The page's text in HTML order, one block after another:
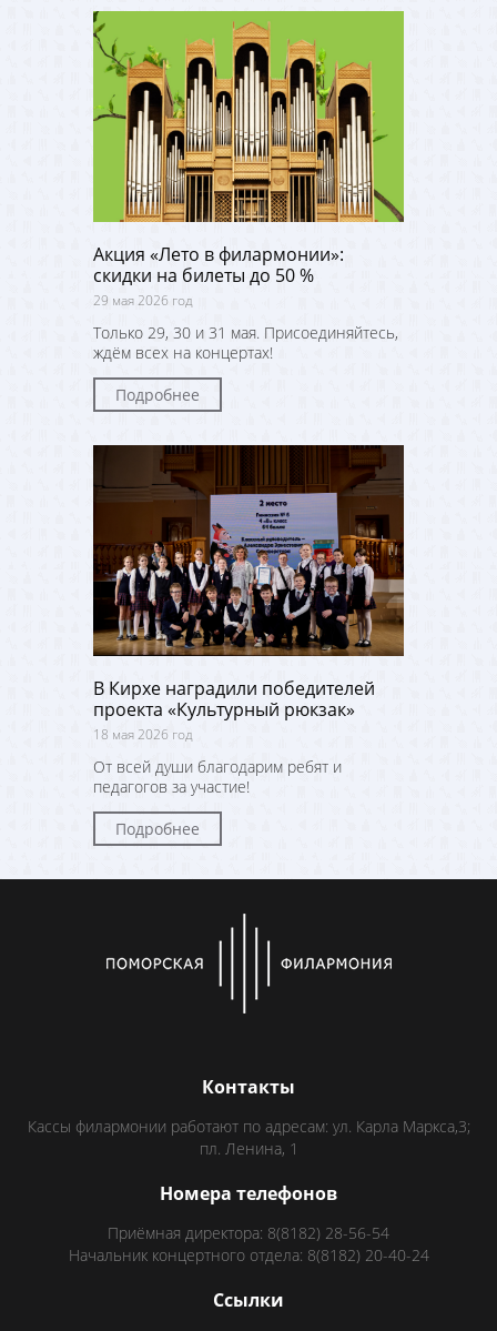
Акция «Лето в филармонии»:
скидки на билеты до 50 %
29 мая 2026 год
Только 29, 30 и 31 мая. Присоединяйтесь,
ждём всех на концертах!
Подробнее
В Кирхе наградили победителей
проекта «Культурный рюкзак»
18 мая 2026 год
От всей души благодарим ребят и
педагогов за участие!
Подробнее
Контакты
Кассы филармонии работают по адресам: ул. Карла Маркса,3;
пл. Ленина, 1
Номера телефонов
Приёмная директора: 8(8182) 28-56-54
Начальник концертного отдела: 8(8182) 20-40-24
Ссылки